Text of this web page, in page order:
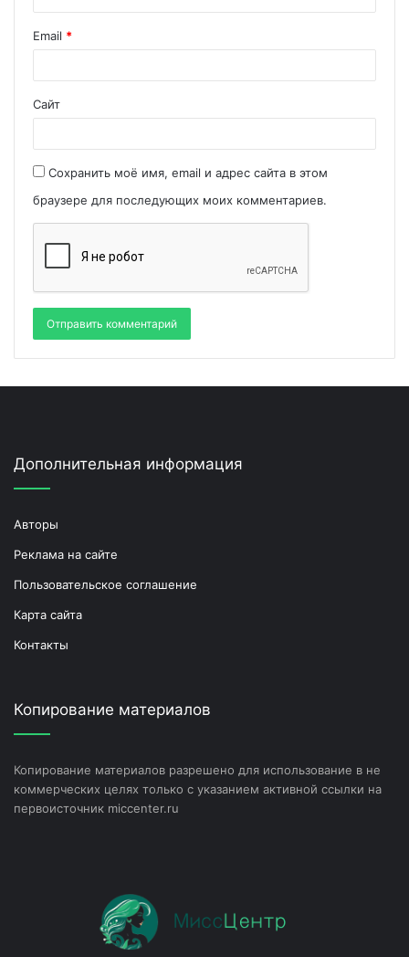
Email *
Сайт
Сохранить моё имя, email и адрес сайта в этом
браузере для последующих моих комментариев.
Дополнительная информация
Авторы
Реклама на сайте
Пользовательское соглашение
Карта сайта
Контакты
Копирование материалов
Копирование материалов разрешено для использование в не
коммерческих целях только с указанием активной ссылки на
первоисточник miccenter.ru